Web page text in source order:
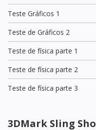
Teste Gráficos 1
Teste de Gráficos 2
Teste de física parte 1
Teste de física parte 2
Teste de física parte 3
3DMark Sling